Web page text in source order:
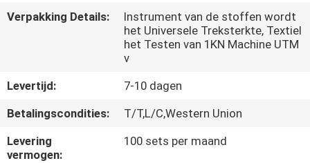
CONTACTEER
NIEUWS
VERZOEK
OM EEN
Verpakking Details:
Instrument van de stoffen wordt
het Universele Treksterkte, Textiel
het Testen van 1KN Machine UTM
v
Levertijd:
7-10 dagen
Betalingscondities:
T/T,L/C,Western Union
Levering
vermogen:
100 sets per maand